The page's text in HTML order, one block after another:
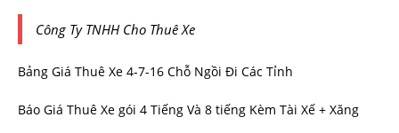
Công Ty TNHH Cho Thuê Xe
Bảng Giá Thuê Xe 4-7-16 Chỗ Ngồi Đi Các Tỉnh
Báo Giá Thuê Xe gói 4 Tiếng Và 8 tiếng Kèm Tài Xế + Xăng